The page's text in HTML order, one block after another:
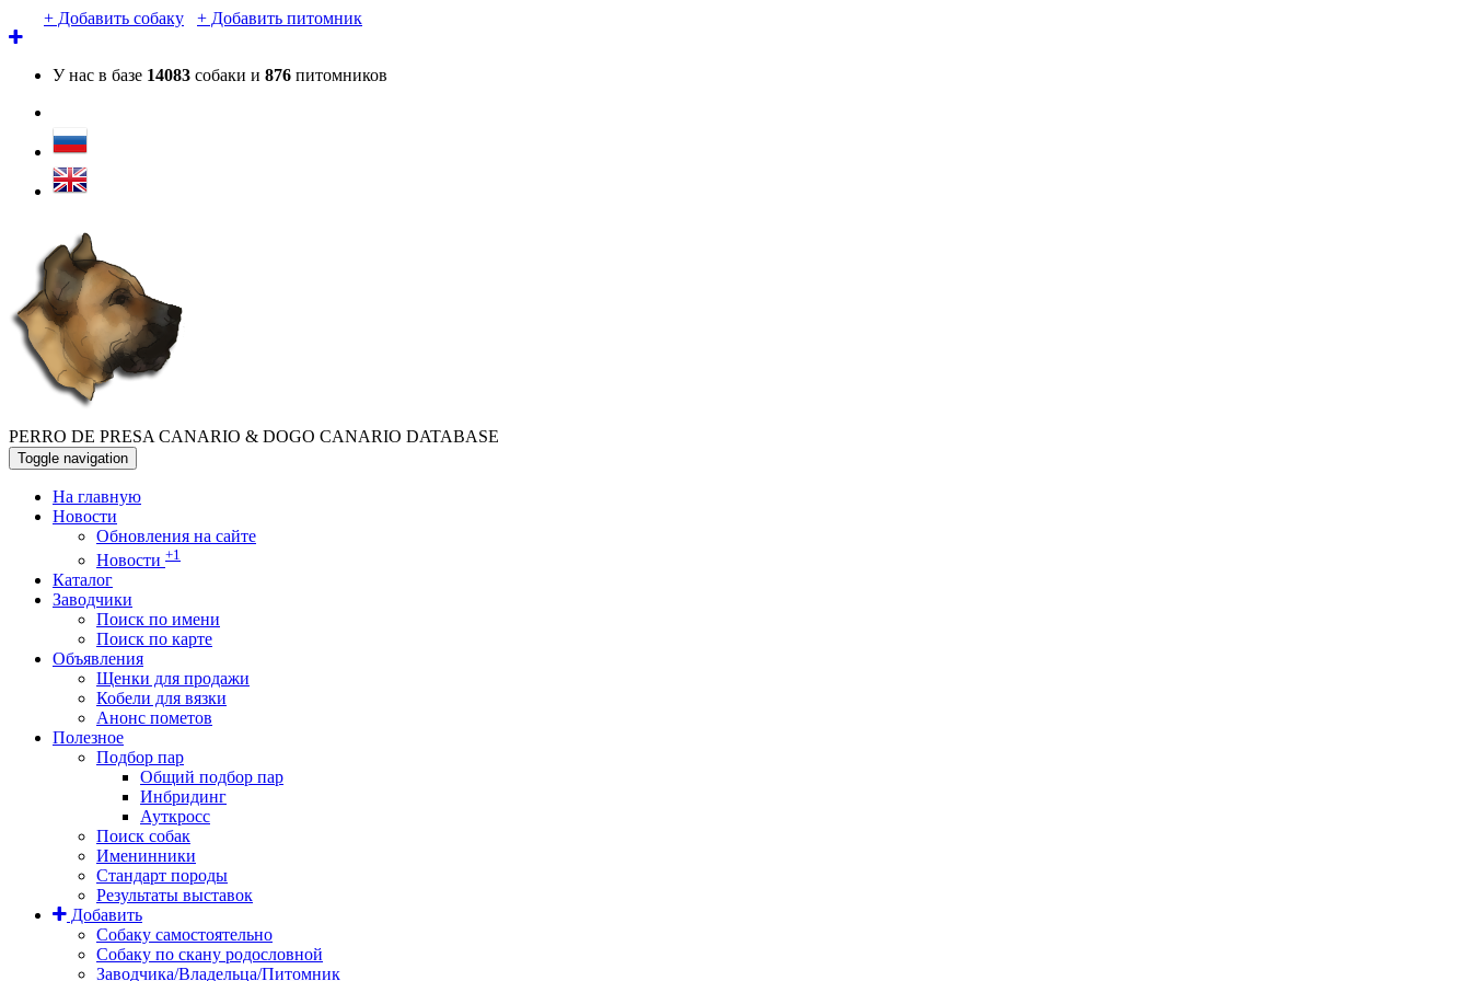
+ Добавить собаку + Добавить питомник
У нас в базе 14083 собаки и 876 питомников
PERRO DE PRESA CANARIO & DOGO CANARIO DATABASE
Toggle navigation
На главную
Новости
Обновления на сайте
Новости +1
Каталог
Заводчики
Поиск по имени
Поиск по карте
Объявления
Щенки для продажи
Кобели для вязки
Анонс пометов
Полезное
Подбор пар
Общий подбор пар
Инбридинг
Ауткросс
Поиск собак
Именинники
Стандарт породы
Результаты выставок
Добавить
Собаку самостоятельно
Собаку по скану родословной
Заводчика/Владельца/Питомник